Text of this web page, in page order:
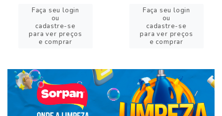
Faça seu login
ou
cadastre-se
para ver preços
e comprar
Faça seu login
ou
cadastre-se
para ver preços
e comprar